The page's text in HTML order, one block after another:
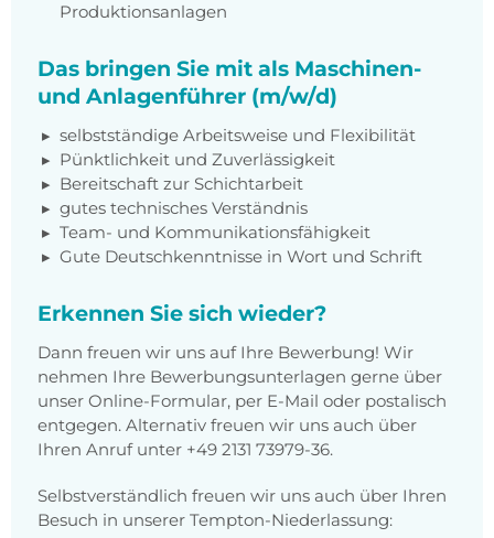
Produktionsanlagen
Das bringen Sie mit als Maschinen-
und Anlagenführer (m/w/d)
selbstständige Arbeitsweise und Flexibilität
Pünktlichkeit und Zuverlässigkeit
Bereitschaft zur Schichtarbeit
gutes technisches Verständnis
Team- und Kommunikationsfähigkeit
Gute Deutschkenntnisse in Wort und Schrift
Erkennen Sie sich wieder?
Dann freuen wir uns auf Ihre Bewerbung! Wir
nehmen Ihre Bewerbungsunterlagen gerne über
unser Online-Formular, per E-Mail oder postalisch
entgegen. Alternativ freuen wir uns auch über
Ihren Anruf unter +49 2131 73979-36.
Selbstverständlich freuen wir uns auch über Ihren
Besuch in unserer Tempton-Niederlassung: